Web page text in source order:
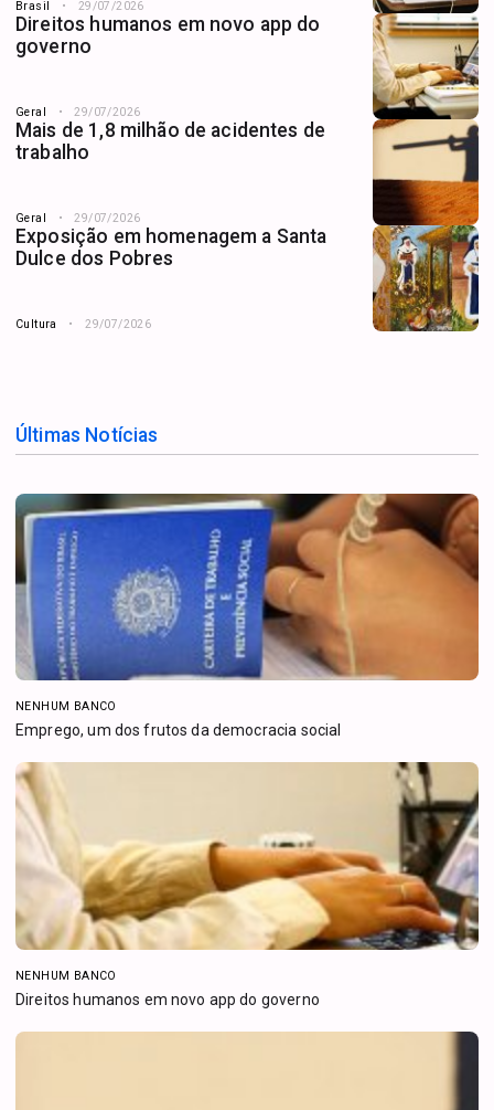
Brasil 29/07/2026
Direitos humanos em novo app do
governo
Geral 29/07/2026
Mais de 1,8 milhão de acidentes de
trabalho
Geral 29/07/2026
Exposição em homenagem a Santa
Dulce dos Pobres
Cultura 29/07/2026
Últimas Notícias
NENHUM BANCO
Emprego, um dos frutos da democracia social
NENHUM BANCO
Direitos humanos em novo app do governo